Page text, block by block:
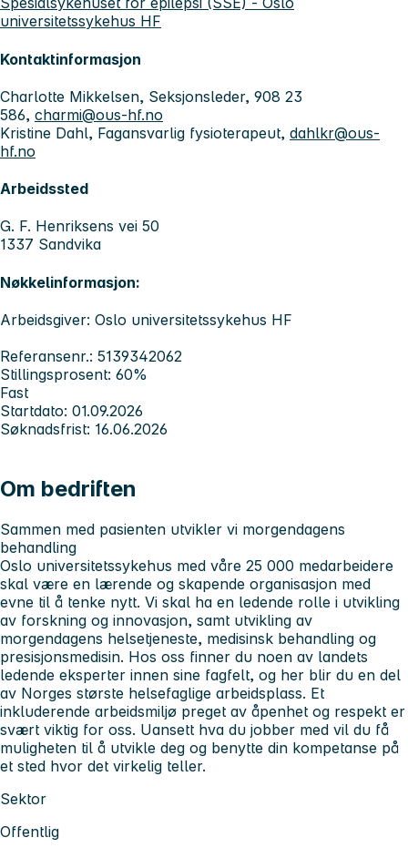
universitetssykehus HF
Kontaktinformasjon
Charlotte Mikkelsen, Seksjonsleder, 908 23
586, charmi@ous-hf.no
Kristine Dahl, Fagansvarlig fysioterapeut, dahlkr@ous-
hf.no
Arbeidssted
G. F. Henriksens vei 50
1337 Sandvika
Nøkkelinformasjon:
Arbeidsgiver: Oslo universitetssykehus HF
Referansenr.: 5139342062
Stillingsprosent: 60%
Fast
Startdato: 01.09.2026
Søknadsfrist: 16.06.2026
Om bedriften
Sammen med pasienten utvikler vi morgendagens
behandling
Oslo universitetssykehus med våre 25 000 medarbeidere
skal være en lærende og skapende organisasjon med
evne til å tenke nytt. Vi skal ha en ledende rolle i utvikling
av forskning og innovasjon, samt utvikling av
morgendagens helsetjeneste, medisinsk behandling og
presisjonsmedisin. Hos oss finner du noen av landets
ledende eksperter innen sine fagfelt, og her blir du en del
av Norges største helsefaglige arbeidsplass. Et
inkluderende arbeidsmiljø preget av åpenhet og respekt er
svært viktig for oss. Uansett hva du jobber med vil du få
muligheten til å utvikle deg og benytte din kompetanse på
et sted hvor det virkelig teller.
Sektor
Offentlig